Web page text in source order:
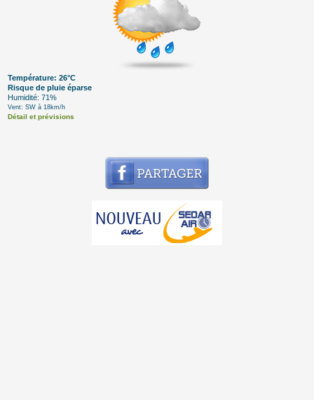
Température: 26°C
Risque de pluie éparse
Humidité: 71%
Vent: SW à 18km/h
Détail et prévisions